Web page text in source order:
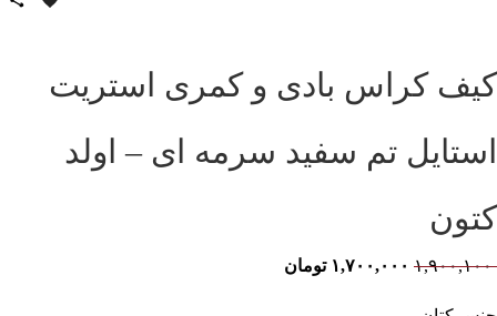
کیف کراس بادی و کمری استریت
استایل تم سفید سرمه ای – اولد
کتون
۱,۹۰۰,۱۰۰ ۱,۷۰۰,۰۰۰ تومان